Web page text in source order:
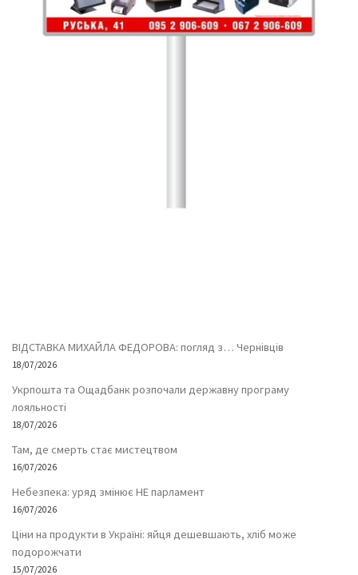
ВІДСТАВКА МИХАЙЛА ФЕДОРОВА: погляд з… Чернівців
18/07/2026
Укрпошта та Ощадбанк розпочали державну програму
лояльності
18/07/2026
Там, де смерть стає мистецтвом
16/07/2026
Небезпека: уряд змінює НЕ парламент
16/07/2026
Ціни на продукти в Україні: яйця дешевшають, хліб може
подорожчати
15/07/2026